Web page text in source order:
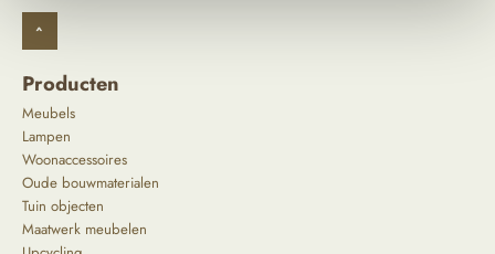
^
Producten
Meubels
Lampen
Woonaccessoires
Oude bouwmaterialen
Tuin objecten
Maatwerk meubelen